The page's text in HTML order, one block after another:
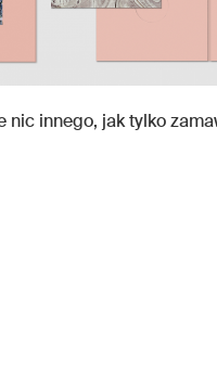
nic innego, jak tylko